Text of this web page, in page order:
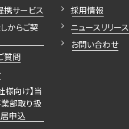
携サービス
からご契
質問
様向け】当
部取り扱
申込
採用情報
ニュースリリース
お問い合わせ